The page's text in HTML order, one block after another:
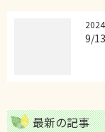
9/
最新の記事